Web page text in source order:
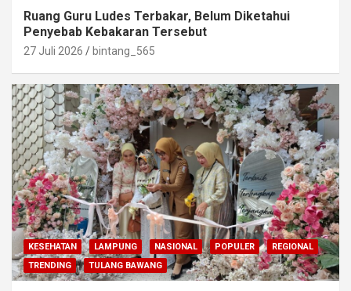
Ruang Guru Ludes Terbakar, Belum Diketahui
Penyebab Kebakaran Tersebut
27 Juli 2026 bintang_565
KESEHATAN LAMPUNG NASIONAL POPULER
REGIONAL
TRENDING
TULANG BAWANG